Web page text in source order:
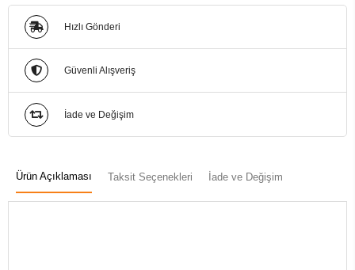
Hızlı Gönderi
Güvenli Alışveriş
İade ve Değişim
Ürün Açıklaması Taksit Seçenekleri İade ve Değişim